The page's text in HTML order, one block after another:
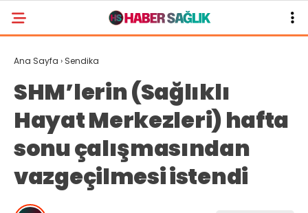
Ana Sayfa › Sendika
SHM’lerin (Sağlıklı
Hayat Merkezleri) hafta
sonu çalışmasından
vazgeçilmesi istendi